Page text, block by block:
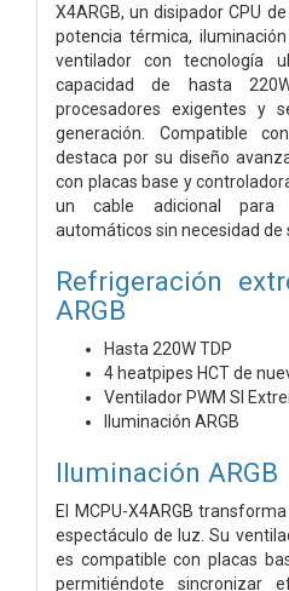
X4ARGB, un disipador CPU
potencia térmica,
ventilador con tecnología
capacidad de hasta
procesadores exigentes y
generación. Compatible
destaca por su diseño
con placas base y
un cable adicional para
automáticos sin necesidad de
Refrigeración
ARGB
Hasta 220W TDP
4 heatpipes HCT de
Ventilador PWM SI
Iluminación ARGB
Iluminación ARGB
El MCPU-X4ARGB
espectáculo de luz. Su
es compatible con placas
permitiéndote sincronizar